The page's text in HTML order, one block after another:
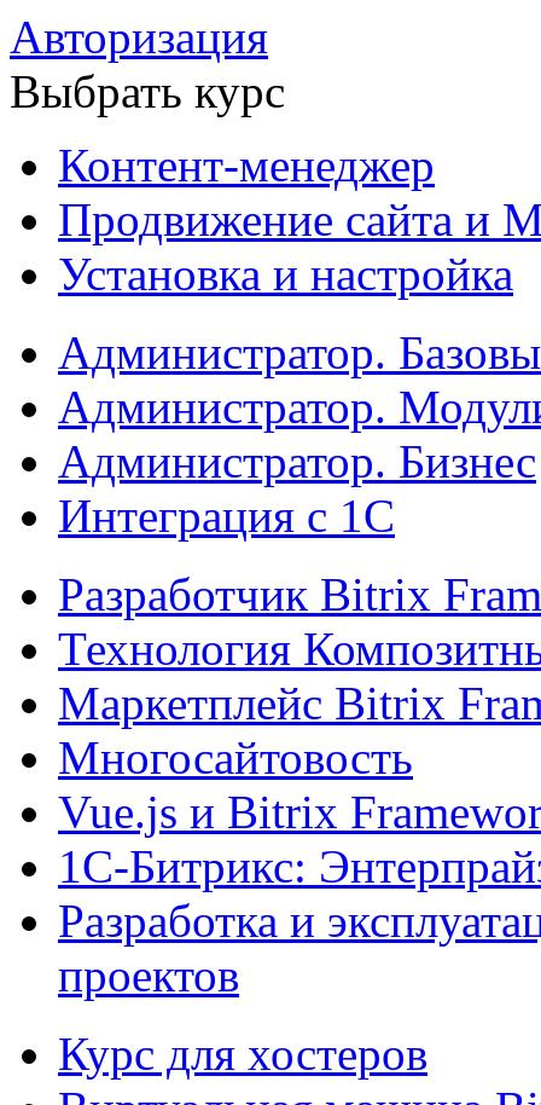
Авторизация
Выбрать курс
Контент-менеджер
Продвижение сайта и
Установка и настройка
Администратор.
Администратор.
Администратор. Бизнес
Интеграция с 1С
Разработчик Bitrix
Технология
Маркетплейс Bitrix
Многосайтовость
Vue.js и Bitrix
1С-Битрикс:
Разработка и
проектов
Курс для хостеров